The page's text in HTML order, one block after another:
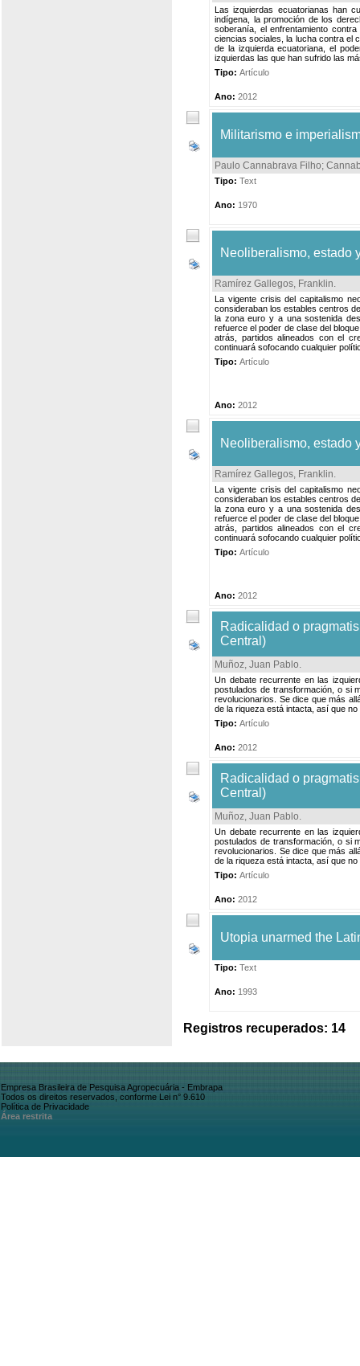
Las izquierdas ecuatorianas han
indígena, la promoción de los
soberanía, el enfrentamiento
ciencias sociales, la lucha contra el
de la izquierda ecuatoriana, el
izquierdas las que han sufrido las
Tipo: Artículo
Ano: 2012
Militarismo e
Paulo Cannabrava Filho;
Tipo: Text
Ano: 1970
Neoliberalismo, estado
Ramírez Gallegos, Franklin.
La vigente crisis del capitalismo
consideraban los estables centros
la zona euro y a una sostenida
refuerce el poder de clase del
atrás, partidos alineados con el
continuará sofocando cualquier
Tipo: Artículo
Ano: 2012
Neoliberalismo, estado
Ramírez Gallegos, Franklin.
La vigente crisis del capitalismo
consideraban los estables centros
la zona euro y a una sostenida
refuerce el poder de clase del
atrás, partidos alineados con el
continuará sofocando cualquier
Tipo: Artículo
Ano: 2012
Radicalidad o
Central)
Muñoz, Juan Pablo.
Un debate recurrente en las
postulados de transformación, o si
revolucionarios. Se dice que más
de la riqueza está intacta, así que
Tipo: Artículo
Ano: 2012
Radicalidad o
Central)
Muñoz, Juan Pablo.
Un debate recurrente en las
postulados de transformación, o si
revolucionarios. Se dice que más
de la riqueza está intacta, así que
Tipo: Artículo
Ano: 2012
Utopia unarmed the
Tipo: Text
Ano: 1993
Registros recuperados: 14
Empresa Brasileira de Pesquisa Agropecuária - Embrapa
Todos os direitos reservados, conforme Lei n° 9.610
Política de Privacidade
Área restrita